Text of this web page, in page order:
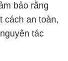
bảo rằng
cách an toàn,
tác